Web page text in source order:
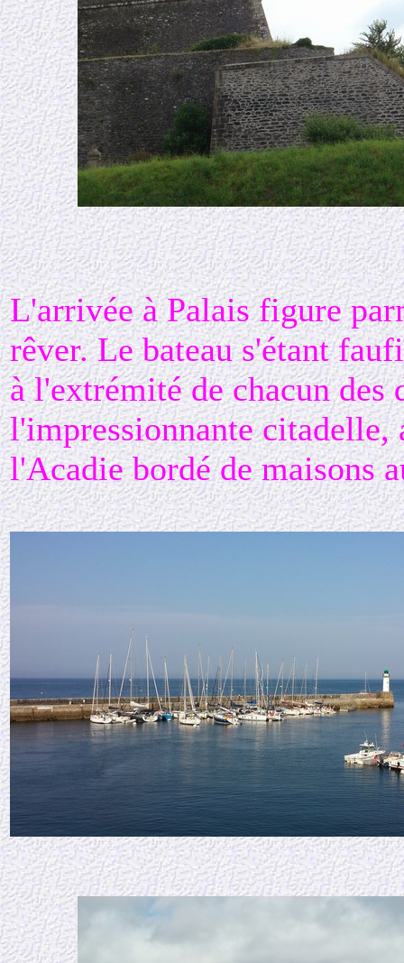
L'arrivée à Palais figure
rêver. Le bateau s'étant
à l'extrémité de chacun
l'impressionnante citadelle,
l'Acadie bordé de maisons